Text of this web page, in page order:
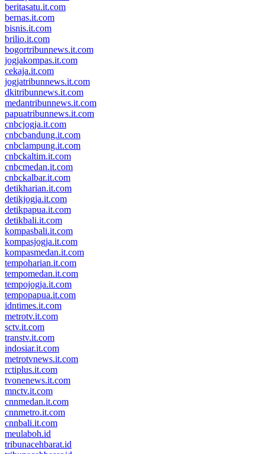
beritasatu.it.com
bernas.it.com
bisnis.it.com
brilio.it.com
bogortribunnews.it.com
jogjakompas.it.com
cekaja.it.com
jogjatribunnews.it.com
dkitribunnews.it.com
medantribunnews.it.com
papuatribunnews.it.com
cnbcjogja.it.com
cnbcbandung.it.com
cnbclampung.it.com
cnbckaltim.it.com
cnbcmedan.it.com
cnbckalbar.it.com
detikharian.it.com
detikjogja.it.com
detikpapua.it.com
detikbali.it.com
kompasbali.it.com
kompasjogja.it.com
kompasmedan.it.com
tempoharian.it.com
tempomedan.it.com
tempojogja.it.com
tempopapua.it.com
idntimes.it.com
metrotv.it.com
sctv.it.com
transtv.it.com
indosiar.it.com
metrotvnews.it.com
rctiplus.it.com
tvonenews.it.com
mnctv.it.com
cnnmedan.it.com
cnnmetro.it.com
cnnbali.it.com
meulaboh.id
tribunacehbarat.id